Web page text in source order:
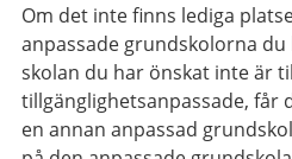
Om det inte finns lediga
anpassade grundskolorna
skolan du har önskat inte är
tillgänglighetsanpassade, får
en annan anpassad